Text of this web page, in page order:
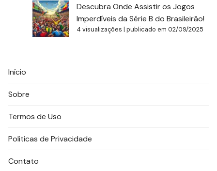
Descubra Onde Assistir os Jogos
Imperdíveis da Série B do Brasileirão!
4 visualizações |publicado em 02/09/2025
Início
Sobre
Termos de Uso
Politicas de Privacidade
Contato